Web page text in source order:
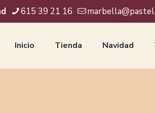
615 39 21 16
Inicio Tienda Navidad